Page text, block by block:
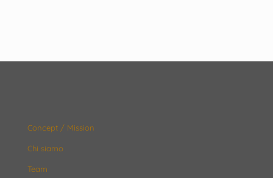
Concept / Mission
Chi siamo
Team